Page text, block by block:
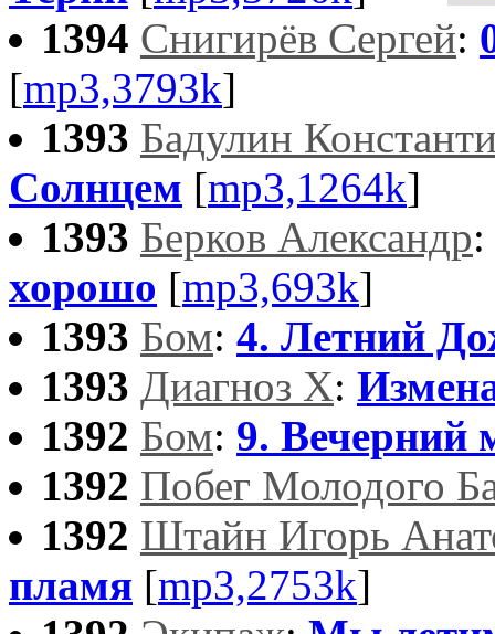
1394 Снигирёв Сергей:
[mp3,3793k]
1393 Бадулин
Солнцем [mp3,1264k]
1393 Берков Александр:
хорошо [mp3,693k]
1393 Бом: 4. Летний
1393 Диагноз X:
1392 Бом: 9. Вечерний
1392 Побег Молодого
1392 Штайн Игорь
пламя [mp3,2753k]